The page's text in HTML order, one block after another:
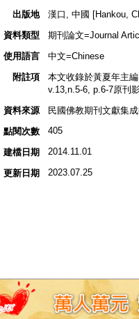
出版地
漢口, 中國 [Hankou,
資料類型
期刊論文=Journal
使用語言
中文=Chinese
附註項
本文收錄於黃夏年主
v.13,n.5-6, p.6-7原刊
資料來源
民國佛教期刊文獻集
點閱次數
405
建檔日期 2014.11.01
更新日期 2023.07.25